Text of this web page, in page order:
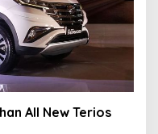
All New Terios